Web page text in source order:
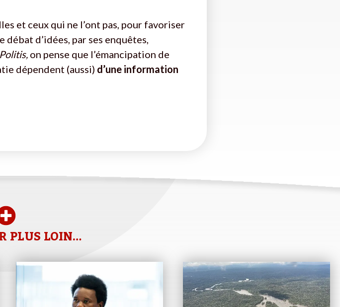
et ceux qui ne l’ont pas, pour favoriser
d’idées, par ses enquêtes,
Politis, on pense que l’émancipation de
dépendent (aussi) d’une information
PLUS LOIN…